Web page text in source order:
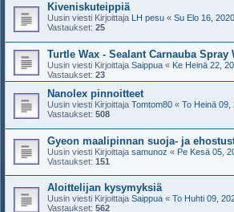
Kiveniskuteippiä
Uusin viesti Kirjoittaja LH pesu « Su Elo 16,
Vastaukset: 25
Turtle Wax - Sealant Carnauba Spray
Uusin viesti Kirjoittaja Saippua « Ke Heinä 22,
Vastaukset: 23
Nanolex pinnoitteet
Uusin viesti Kirjoittaja Tomtom80 « To Heinä 09,
Vastaukset: 508
Gyeon maalipinnan suoja- ja
Uusin viesti Kirjoittaja samunoz « Pe Kesä 05,
Vastaukset: 151
Aloittelijan kysymyksiä
Uusin viesti Kirjoittaja Saippua « To Huhti 09,
Vastaukset: 562